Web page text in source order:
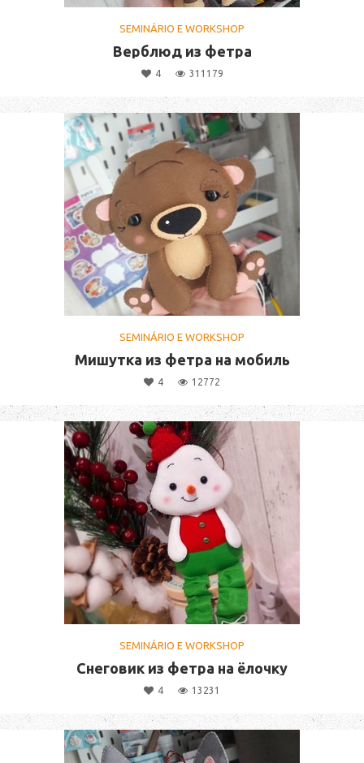
SEMINÁRIO E WORKSHOP
Верблюд из фетра
4 311179
SEMINÁRIO E WORKSHOP
Мишутка из фетра на мобиль
4 12772
SEMINÁRIO E WORKSHOP
Снеговик из фетра на ёлочку
4 13231